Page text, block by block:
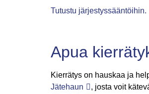
Tutustu järjestyssääntöihin.
Apua
Kierrätys on hauskaa ja
Jätehaun
, josta voit